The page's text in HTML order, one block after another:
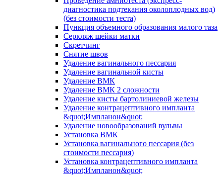
диагностика подтекания околоплодных вод)
(без стоимости теста)
Пункция объемного образования малого таза
Серкляж шейки матки
Скретчинг
Снятие швов
Удаление вагинального пессария
Удаление вагинальной кисты
Удаление ВМК
Удаление ВМК 2 сложности
Удаление кисты бартолиниевой железы
Удаление контрацептивного импланта
&quot;Импланон&quot;
Удаление новообразований вульвы
Установка ВМК
Установка вагинального пессария (без
стоимости пессария)
Установка контрацептивного импланта
&quot;Импланон&quot;